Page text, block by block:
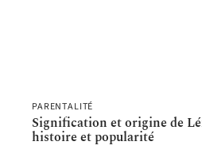
PARENTALITÉ
Signification et origine de
histoire et popularité